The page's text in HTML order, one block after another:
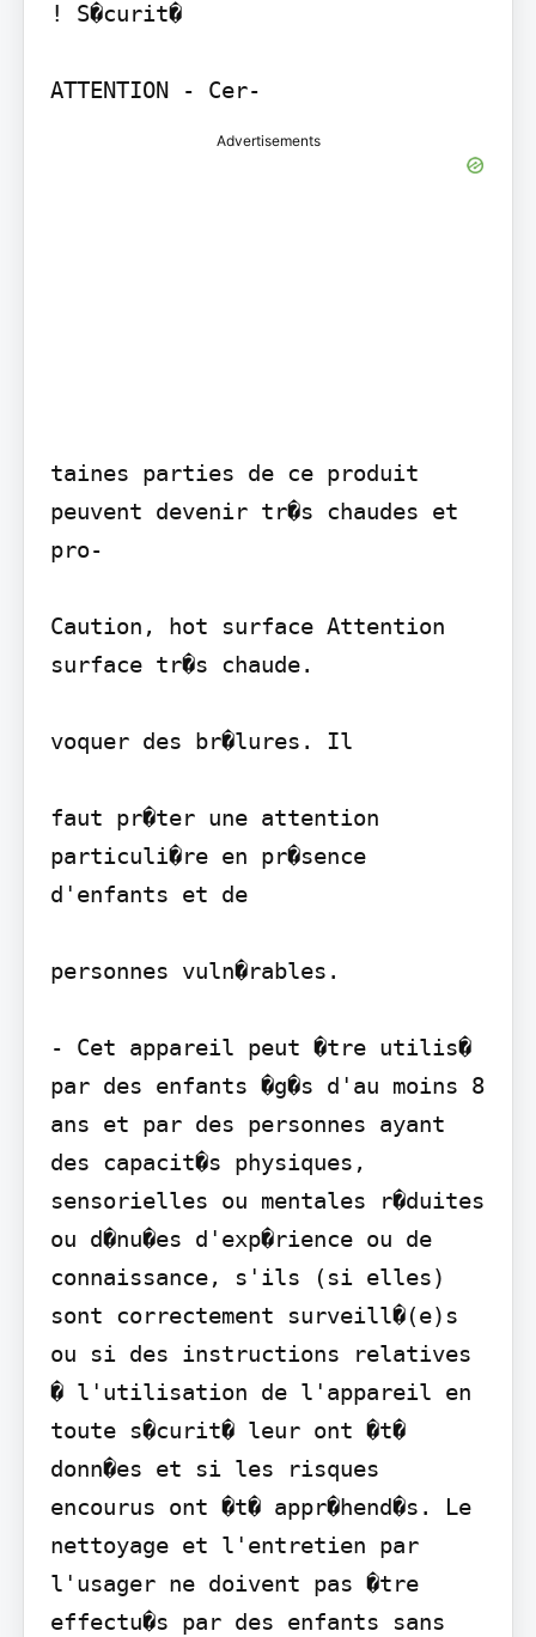
! S�curit�
Advertisements
taines parties de ce produit
peuvent devenir tr�s chaudes et
pro-
Caution, hot surface Attention
surface tr�s chaude.
voquer des br�lures. Il
faut pr�ter une attention
particuli�re en pr�sence
d'enfants et de
personnes vuln�rables.
- Cet appareil peut �tre utilis�
par des enfants �g�s d'au moins 8
ans et par des personnes ayant
des capacit�s physiques,
sensorielles ou mentales r�duites
ou d�nu�es d'exp�rience ou de
connaissance, s'ils (si elles)
sont correctement surveill�(e)s
ou si des instructions relatives
� l'utilisation de l'appareil en
toute s�curit� leur ont �t�
donn�es et si les risques
encourus ont �t� appr�hend�s. Le
nettoyage et l'entretien par
l'usager ne doivent pas �tre
effectu�s par des enfants sans